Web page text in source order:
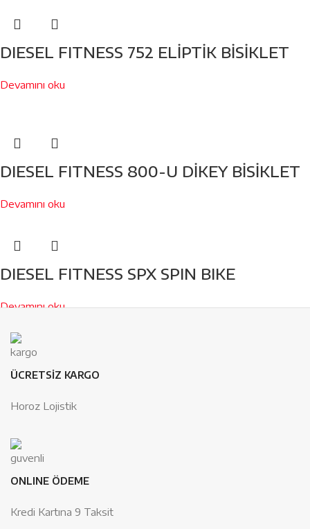
DIESEL FITNESS 752 ELİPTİK BİSİKLET
Devamını oku
DIESEL FITNESS 800-U DİKEY BİSİKLET
Devamını oku
DIESEL FITNESS SPX SPIN BIKE
Devamını oku
ÜCRETSİZ KARGO
Horoz Lojistik
ONLINE ÖDEME
Kredi Kartına 9 Taksit